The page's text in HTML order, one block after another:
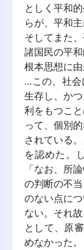
としく平和
らが、平和
そしてまた
諸国民の平
根本思想に
…この、社会
生存し、か
利をもつこ
って、個別
されている
を認めた。
「なお、所
の判断の不
のない点に
ない。それ
として、原
めなかった。